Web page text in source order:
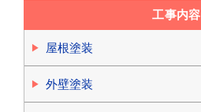
工事内容
屋根塗装
外壁塗装